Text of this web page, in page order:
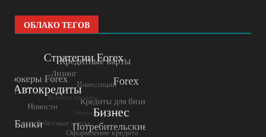
ОБЛАКО ТЕГОВ